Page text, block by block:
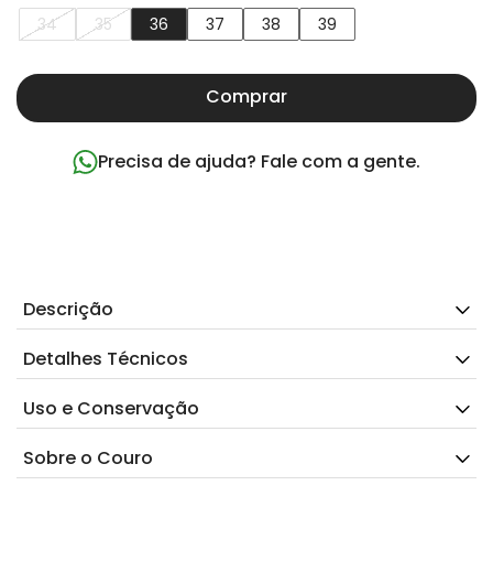
34
35 36 37 38 39
Comprar
Precisa de ajuda? Fale com a gente.
Descrição
Detalhes Técnicos
Uso e Conservação
Sobre o Couro